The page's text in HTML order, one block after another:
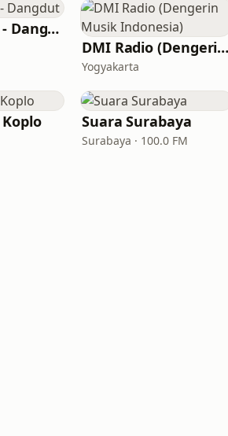
Mettaswara - Dangdut
DMI Radio (Dengerin
Yogyakarta
Suara Surabaya
Surabaya · 100.0 FM